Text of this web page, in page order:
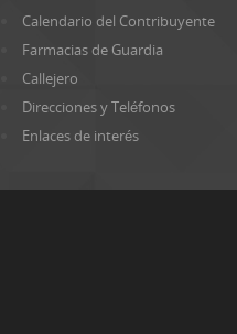
Calendario del Contribuyente
Farmacias de Guardia
Callejero
Direcciones y Teléfonos
Enlaces de interés